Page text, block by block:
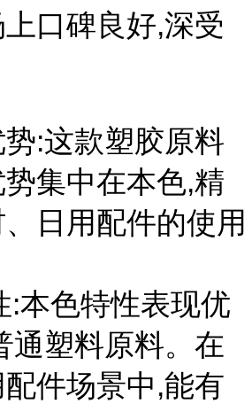
口碑良好,深受
:这款塑胶原料
集中在本色,精
日用配件的使用
:本色特性表现优
通塑料原料。在
件场景中,能有